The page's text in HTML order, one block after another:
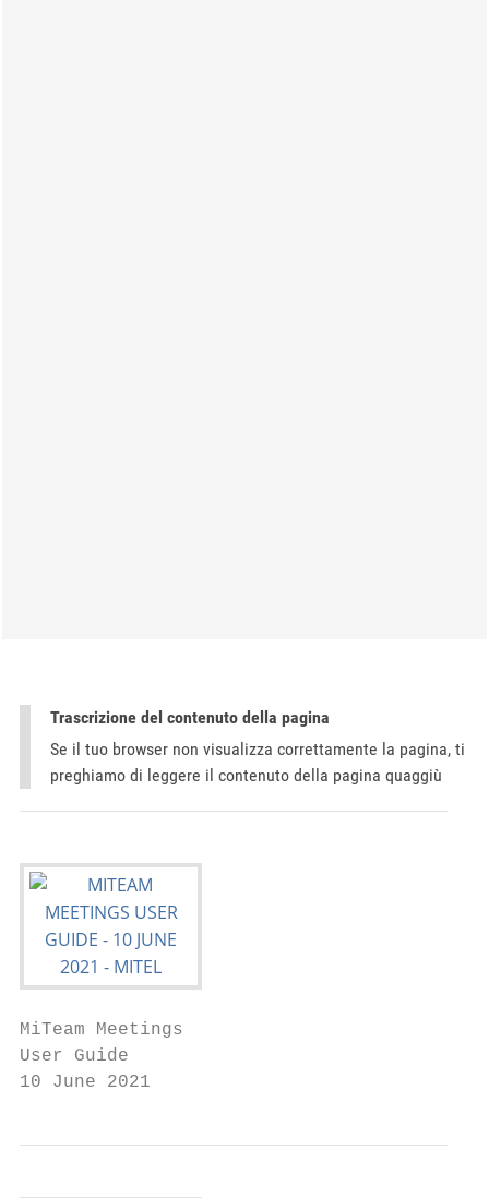
Trascrizione del contenuto della pagina
Se il tuo browser non visualizza correttamente la pagina, ti
preghiamo di leggere il contenuto della pagina quaggiù
MiTeam Meetings
User Guide
10 June 2021